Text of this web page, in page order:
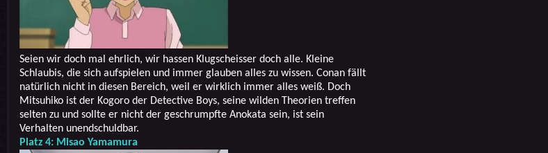
Seien wir doch mal ehrlich, wir hassen Klugscheisser doch alle. Kleine
Schlaubis, die sich aufspielen und immer glauben alles zu wissen. Conan fällt
natürlich nicht in diesen Bereich, weil er wirklich immer alles weiß. Doch
Mitsuhiko ist der Kogoro der Detective Boys, seine wilden Theorien treffen
selten zu und sollte er nicht der geschrumpfte Anokata sein, ist sein
Verhalten unendschuldbar.
Platz 4: Misao Yamamura